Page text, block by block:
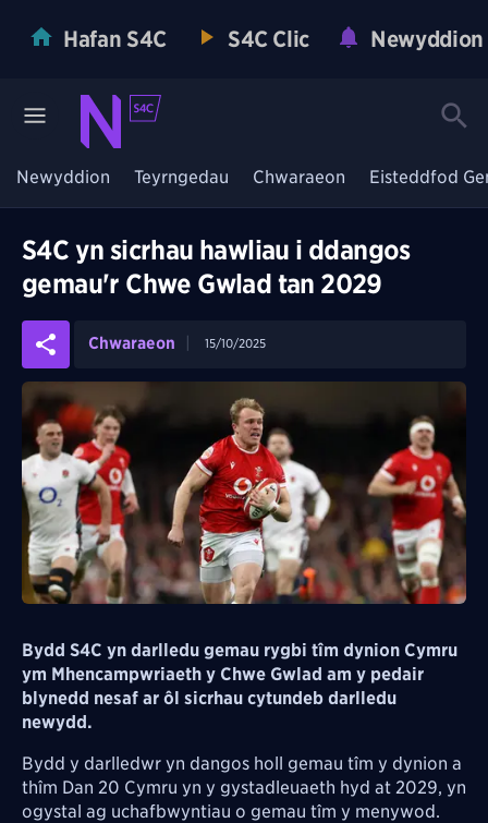
Hafan S4C S4C Clic Newyddion
Newyddion Teyrngedau Chwaraeon Eisteddfod
S4C yn sicrhau hawliau i ddangos
gemau'r Chwe Gwlad tan 2029
Chwaraeon 15/10/2025
Bydd S4C yn darlledu gemau rygbi tîm dynion Cymru
ym Mhencampwriaeth y Chwe Gwlad am y pedair
blynedd nesaf ar ôl sicrhau cytundeb darlledu
newydd.
Bydd y darlledwr yn dangos holl gemau tîm y dynion a
thîm Dan 20 Cymru yn y gystadleuaeth hyd at 2029, yn
ogystal ag uchafbwyntiau o gemau tîm y menywod.